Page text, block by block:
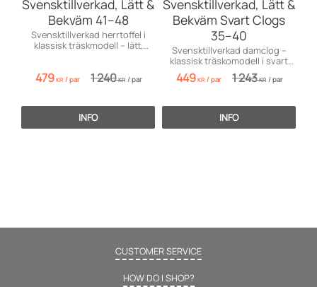
Svensktillverkad, Lätt &
Bekväm 41–48
Svensktillverkad herrtoffel i
klassisk träskmodell – lätt,
479KR /par 1 240KR /par
INFO
Svensktillverkad, Lätt &
Bekväm Svart Clogs
35–40
Svensktillverkad damclog –
klassisk träskomodell i svart
läder, lätt och bekväm.
449KR /par 1 243KR /par
INFO
CUSTOMER SERVICE
HOW DO I SHOP?